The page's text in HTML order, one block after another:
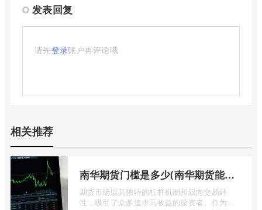
发表回复
请先登录账户再评论哦
相关推荐
南华期货门槛是多少(南华期货能做国际期货吗)
期货市场以其独特的杠杆机制和双向交易特
性，吸引了众多追求高收益的投资者。作为中